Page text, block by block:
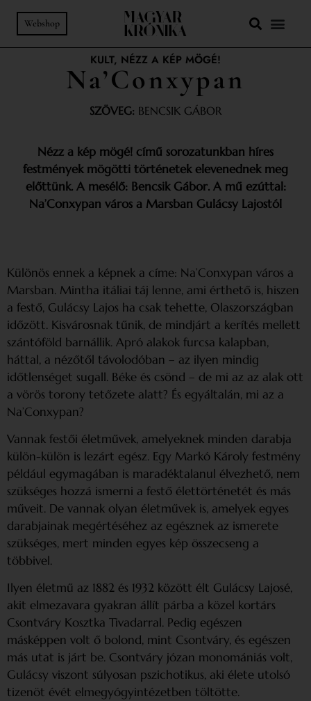
Webshop
KULT, NÉZZ A KÉP MÖGÉ!
Na’Conxypan
SZÖVEG: BENCSIK GÁBOR
Nézz a kép mögé! című sorozatunkban híres
festmények mögötti történetek elevenednek meg
előttünk. A mesélő: Bencsik Gábor. A mű ezúttal:
Na’Conxypan város a Marsban Gulácsy Lajostól
Különös ennek a képnek a címe: Na’Conxypan város a
Marsban. Mintha itáliai táj lenne, ami érthető is, hiszen
a festő, Gulácsy Lajos ha csak tehette, Olaszországban
időzött. Kisvárosnak tűnik, de mindjárt a kerítés mellett
szántóföld barnállik. Apró alakok furcsa kalapban,
háttal, a nézőtől távolodóban – az ilyen mindig
időtlenséget sugall. Béke és csönd – de mi az az alak ott
a vörös torony tetőzete alatt? És egyáltalán, mi az a
Na’Conxypan?
Vannak festői életművek, amelyeknek minden darabja
külön-külön is lezárt egész. Egy Markó Károly festmény
például egymagában is maradéktalanul élvezhető, nem
szükséges hozzá ismerni a festő élettörténetét és más
műveit. De vannak olyan életművek is, amelyek egyes
darabjainak megértéséhez az egésznek az ismerete
szükséges, mert minden egyes kép összecseng a
többivel.
Ilyen életmű az 1882 és 1932 között élt Gulácsy Lajosé,
akit elmezavara gyakran állít párba a közel kortárs
Csontváry Kosztka Tivadarral. Pedig egészen
másképpen volt ő bolond, mint Csontváry, és egészen
más utat is járt be. Csontváry józan monomániás volt,
Gulácsy viszont súlyosan pszichotikus, aki élete utolsó
tizenöt évét elmegyógyintézetben töltötte.